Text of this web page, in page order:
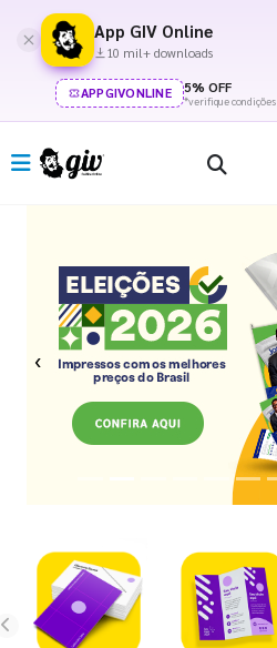
App GIV Online
10 mil+ downloads
APPGIVONLINE 5% OFF
*verifique condições
Previous